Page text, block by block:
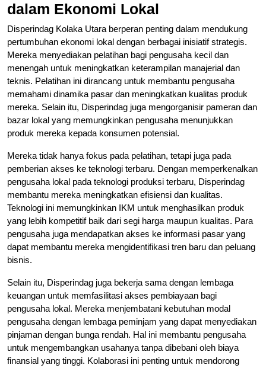
dalam Ekonomi Lokal
Disperindag Kolaka Utara berperan penting dalam mendukung
pertumbuhan ekonomi lokal dengan berbagai inisiatif strategis.
Mereka menyediakan pelatihan bagi pengusaha kecil dan
menengah untuk meningkatkan keterampilan manajerial dan
teknis. Pelatihan ini dirancang untuk membantu pengusaha
memahami dinamika pasar dan meningkatkan kualitas produk
mereka. Selain itu, Disperindag juga mengorganisir pameran dan
bazar lokal yang memungkinkan pengusaha menunjukkan
produk mereka kepada konsumen potensial.
Mereka tidak hanya fokus pada pelatihan, tetapi juga pada
pemberian akses ke teknologi terbaru. Dengan memperkenalkan
pengusaha lokal pada teknologi produksi terbaru, Disperindag
membantu mereka meningkatkan efisiensi dan kualitas.
Teknologi ini memungkinkan IKM untuk menghasilkan produk
yang lebih kompetitif baik dari segi harga maupun kualitas. Para
pengusaha juga mendapatkan akses ke informasi pasar yang
dapat membantu mereka mengidentifikasi tren baru dan peluang
bisnis.
Selain itu, Disperindag juga bekerja sama dengan lembaga
keuangan untuk memfasilitasi akses pembiayaan bagi
pengusaha lokal. Mereka menjembatani kebutuhan modal
pengusaha dengan lembaga peminjam yang dapat menyediakan
pinjaman dengan bunga rendah. Hal ini membantu pengusaha
untuk mengembangkan usahanya tanpa dibebani oleh biaya
finansial yang tinggi. Kolaborasi ini penting untuk mendorong